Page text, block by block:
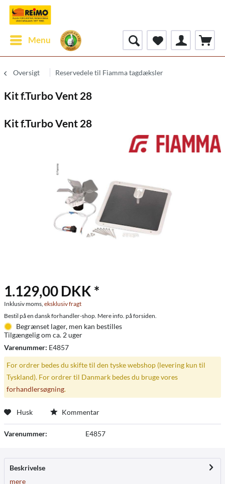
Menu
Oversigt Reservedele til Fiamma tagdæksler
Kit f.Turbo Vent 28
Kit f.Turbo Vent 28
1.129,00 DKK *
Inklusiv moms, eksklusiv fragt
Bestil på en dansk forhandler-shop. Mere info. på forsiden.
Begrænset lager, men kan bestilles
Tilgængelig om ca. 2 uger
Varenummer: E4857
For ordrer bedes du skifte til den tyske webshop (levering kun til
Tyskland). For ordrer til Danmark bedes du bruge vores
forhandlersøgning.
Husk Kommentar
Varenummer: E4857
Beskrivelse
mere